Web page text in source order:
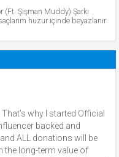
(Ft. Şişman Muddy) Şarkı
huzur içinde beyazlanır
why I started Official
backed and
ALL donations will be
the long-term value of